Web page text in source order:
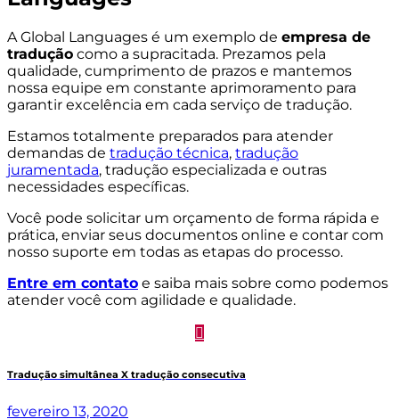
A Global Languages é um exemplo de empresa de
tradução como a supracitada. Prezamos pela
qualidade, cumprimento de prazos e mantemos
nossa equipe em constante aprimoramento para
garantir excelência em cada serviço de tradução.
Estamos totalmente preparados para atender
demandas de tradução técnica, tradução
juramentada, tradução especializada e outras
necessidades específicas.
Você pode solicitar um orçamento de forma rápida e
prática, enviar seus documentos online e contar com
nosso suporte em todas as etapas do processo.
Entre em contato e saiba mais sobre como podemos
atender você com agilidade e qualidade.
Navegação
de
Previous
Tradução simultânea X tradução consecutiva
fevereiro 13, 2020